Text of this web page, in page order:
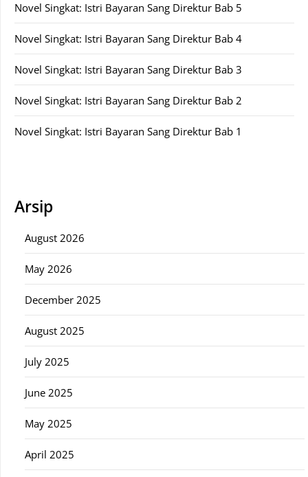
Novel Singkat: Istri Bayaran Sang Direktur Bab 5
Novel Singkat: Istri Bayaran Sang Direktur Bab 4
Novel Singkat: Istri Bayaran Sang Direktur Bab 3
Novel Singkat: Istri Bayaran Sang Direktur Bab 2
Novel Singkat: Istri Bayaran Sang Direktur Bab 1
Arsip
August 2026
May 2026
December 2025
August 2025
July 2025
June 2025
May 2025
April 2025